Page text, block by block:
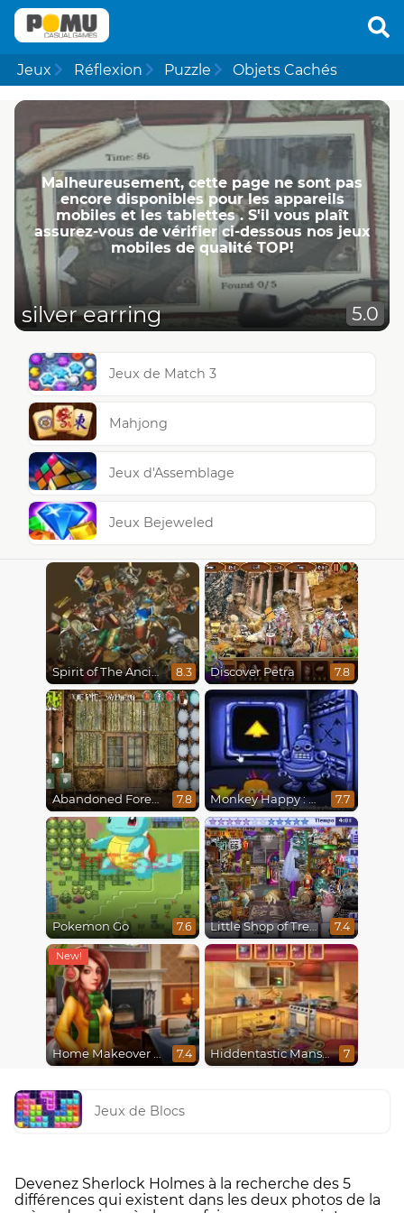
Jeux Réflexion Puzzle Objets Cachés
Malheureusement, cette page ne ​​sont pas
encore disponibles pour les appareils
mobiles et les tablettes . S'il vous plaît
assurez-vous de vérifier ci-dessous nos jeux
mobiles de qualité TOP!
silver earring 5.0
Jeux de Match 3
Mahjong
Jeux d'Assemblage
Jeux Bejeweled
Spirit of The Ancient Forest 8.3 Discover Petra 7.8
Abandoned Forest House 7.8 Monkey Happy : Stage 0112 7.7
Pokemon Go 7.6 Little Shop of Treasures 7.4
Home Makeover 2 Hidden Object 7.4 Hiddentastic Mansion 7
Jeux de Blocs
Devenez Sherlock Holmes à la recherche des 5
différences qui existent dans les deux photos de la